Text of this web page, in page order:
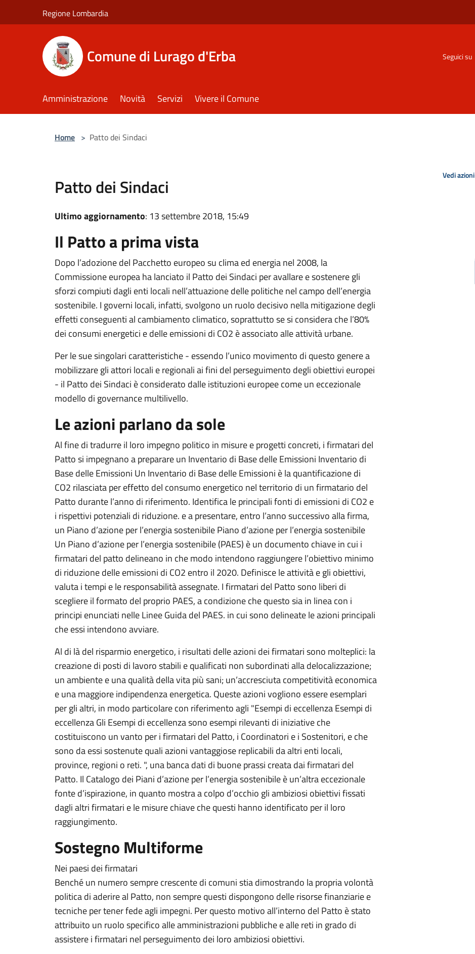
Regione Lombardia
Comune di Lurago d'Erba Seguici su
Amministrazione Novità Servizi Vivere il Comune
Home > Patto dei Sindaci
Patto dei Sindaci
Ultimo aggiornamento: 13 settembre 2018, 15:49
Il Patto a prima vista
Dopo l’adozione del Pacchetto europeo su clima ed energia nel 2008, la
Commissione europea ha lanciato il Patto dei Sindaci per avallare e sostenere gli
sforzi compiuti dagli enti locali nell’attuazione delle politiche nel campo dell’energia
sostenibile. I governi locali, infatti, svolgono un ruolo decisivo nella mitigazione degli
effetti conseguenti al cambiamento climatico, soprattutto se si considera che l’80%
dei consumi energetici e delle emissioni di CO2 è associato alle attività urbane.
Per le sue singolari caratteristiche - essendo l’unico movimento di questo genere a
mobilizzare gli attori locali e regionali ai fini del perseguimento degli obiettivi europei
- il Patto dei Sindaci è considerato dalle istituzioni europee come un eccezionale
modello di governance multilivello.
Le azioni parlano da sole
Al fine di tradurre il loro impegno politico in misure e progetti concreti, i firmatari del
Patto si impegnano a preparare un Inventario di Base delle Emissioni Inventario di
Base delle Emissioni Un Inventario di Base delle Emissioni è la quantificazione di
CO2 rilasciata per effetto del consumo energetico nel territorio di un firmatario del
Patto durante l’anno di riferimento. Identifica le principali fonti di emissioni di CO2 e
i rispettivi potenziali di riduzione. e a presentare, entro l’anno successivo alla firma,
un Piano d’azione per l’energia sostenibile Piano d’azione per l’energia sostenibile
Un Piano d’azione per l’energia sostenibile (PAES) è un documento chiave in cui i
firmatari del patto delineano in che modo intendono raggiungere l’obiettivo minimo
di riduzione delle emissioni di CO2 entro il 2020. Definisce le attività e gli obiettivi,
valuta i tempi e le responsabilità assegnate. I firmatari del Patto sono liberi di
scegliere il formato del proprio PAES, a condizione che questo sia in linea con i
principi enunciati nelle Linee Guida del PAES. in cui sono delineate le azioni principali
che essi intendono avviare.
Al di là del risparmio energetico, i risultati delle azioni dei firmatari sono molteplici: la
creazione di posti di lavoro stabili e qualificati non subordinati alla delocalizzazione;
un ambiente e una qualità della vita più sani; un’accresciuta competitività economica
e una maggiore indipendenza energetica. Queste azioni vogliono essere esemplari
per gli altri, in modo particolare con riferimento agli "Esempi di eccellenza Esempi di
eccellenza Gli Esempi di eccellenza sono esempi rilevanti di iniziative che
costituiscono un vanto per i firmatari del Patto, i Coordinatori e i Sostenitori, e che
sono da essi sostenute quali azioni vantaggiose replicabili da altri enti locali,
province, regioni o reti. ", una banca dati di buone prassi creata dai firmatari del
Patto. Il Catalogo dei Piani d’azione per l’energia sostenibile è un’altra eccezionale
fonte d’ispirazione, in quanto mostra a colpo d’occhio gli ambiziosi obiettivi fissati
dagli altri firmatari e le misure chiave che questi hanno identificato per il loro
raggiungimento.
Sostegno Multiforme
Nei paesi dei firmatari
Benché un numero sempre crescente di comuni stia dimostrando la propria volontà
politica di aderire al Patto, non sempre questi dispongono delle risorse finanziarie e
tecniche per tener fede agli impegni. Per questo motivo all’interno del Patto è stato
attribuito un ruolo specifico alle amministrazioni pubbliche e alle reti in grado di
assistere i firmatari nel perseguimento dei loro ambiziosi obiettivi.
Vedi azioni